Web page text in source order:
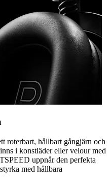
roterbart, hållbart gångjärn och
i konstläder eller velour med
uppnår den perfekta
med hållbara